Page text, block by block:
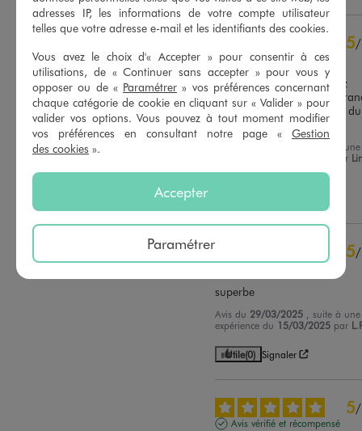
5étoiles
12
4étoiles
3
étoiles
1étoile 0
Trier les avis
5/
Avis vérifié et récompensé
Parfait,  super jolie et assez
chaude . Elle taille super
j’ai pris du 14 ans et je fait
Mais top
, suite à une
par
5/
Avis vérifié et récompensé
superbe
Avis du 29/03/2025
, suite à une
expérience du 15/03/2025 par
Utile(0) Signaler
5/
Avis vérifié et récompensé
adresses IP, les informations de votre compte utilisateur
telles que votre adresse e-mail et les identifiants des cookies.
Vous avez le choix d'« Accepter » pour consentir à ces
utilisations, de « Continuer sans accepter » pour vous y
opposer ou de « Paramétrer » vos préférences concernant
chaque catégorie de cookie en cliquant sur « Valider » pour
valider vos options. Vous pouvez à tout moment modifier
vos préférences en consultant notre page « Gestion
des cookies ».
Accepter
Paramétrer